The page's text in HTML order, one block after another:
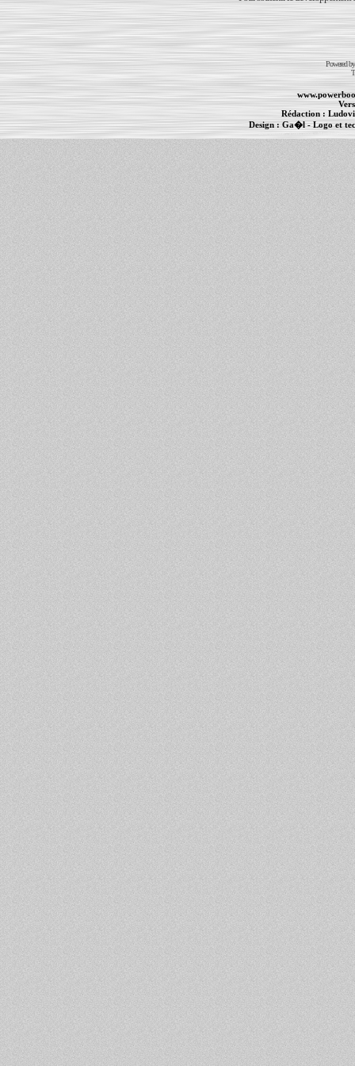
Powered
Rédaction :
Design : Ga�l- Logo et
Informations :